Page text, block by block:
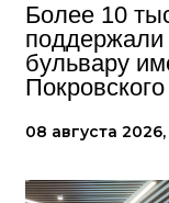
Более 10
поддержали
бульвару
Покровского
08 августа 2026,